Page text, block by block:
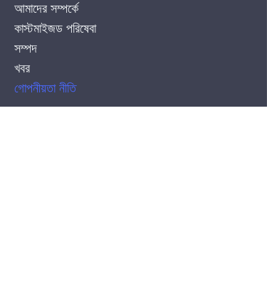
আমাদের সম্পর্কে
কাস্টমাইজড পরিষেবা
সম্পদ
খবর
গোপনীয়তা নীতি
BN